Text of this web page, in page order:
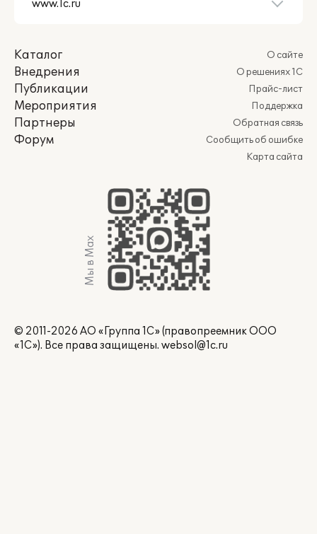
Каталог
Внедрения
Публикации
Мероприятия
Партнеры
Форум
О сайте
О решениях 1С
Прайс-лист
Поддержка
Обратная связь
Сообщить об ошибке
Карта сайта
Мы в Max
© 2011-2026 АО «Группа 1С» (правопреемник ООО
«1С»). Все права защищены. websol@1c.ru